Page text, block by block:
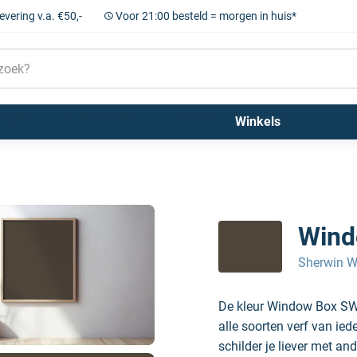
v.a. €50,- Voor 21:00 besteld = morgen in huis*
Winkels
Sherwin
De kleur Window Box
alle soorten verf van
schilder je liever met